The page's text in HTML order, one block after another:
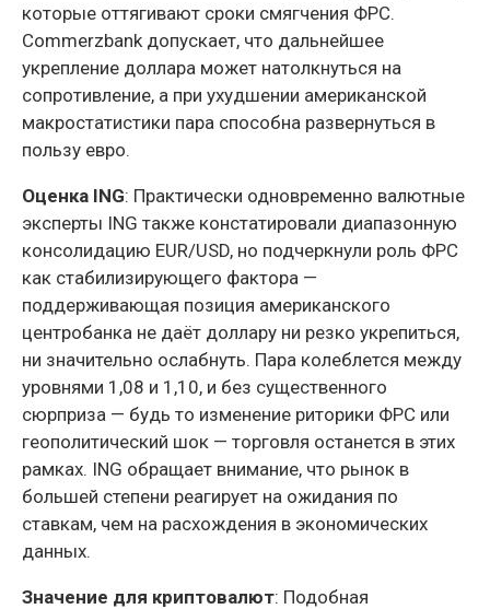
которые оттягивают сроки смягчения ФРС.
Commerzbank допускает, что дальнейшее
укрепление доллара может натолкнуться на
сопротивление, а при ухудшении американской
макростатистики пара способна развернуться в
пользу евро.
Оценка ING: Практически одновременно валютные
эксперты ING также констатировали диапазонную
консолидацию EUR/USD, но подчеркнули роль ФРС
как стабилизирующего фактора —
поддерживающая позиция американского
центробанка не даёт доллару ни резко укрепиться,
ни значительно ослабнуть. Пара колеблется между
уровнями 1,08 и 1,10, и без существенного
сюрприза — будь то изменение риторики ФРС или
геополитический шок — торговля останется в этих
рамках. ING обращает внимание, что рынок в
большей степени реагирует на ожидания по
ставкам, чем на расхождения в экономических
данных.
Значение для криптовалют: Подобная